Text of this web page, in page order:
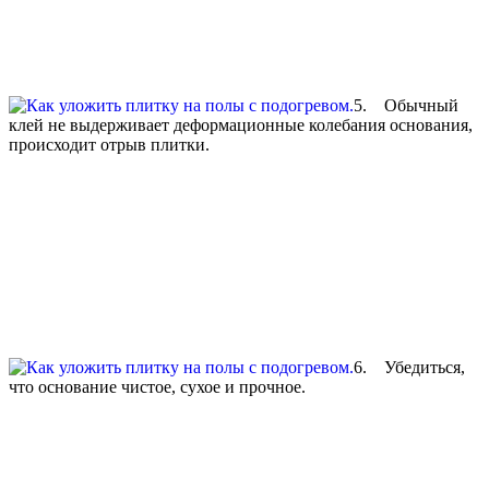
5. Обычный
клей не выдерживает деформационные колебания основания,
происходит отрыв плитки.
6. Убедиться,
что основание чистое, сухое и прочное.